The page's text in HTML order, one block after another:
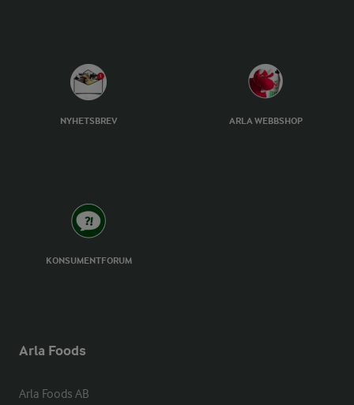
NYHETSBREV ARLA WEBBSHOP
KONSUMENTFORUM
Arla Foods
Arla Foods AB